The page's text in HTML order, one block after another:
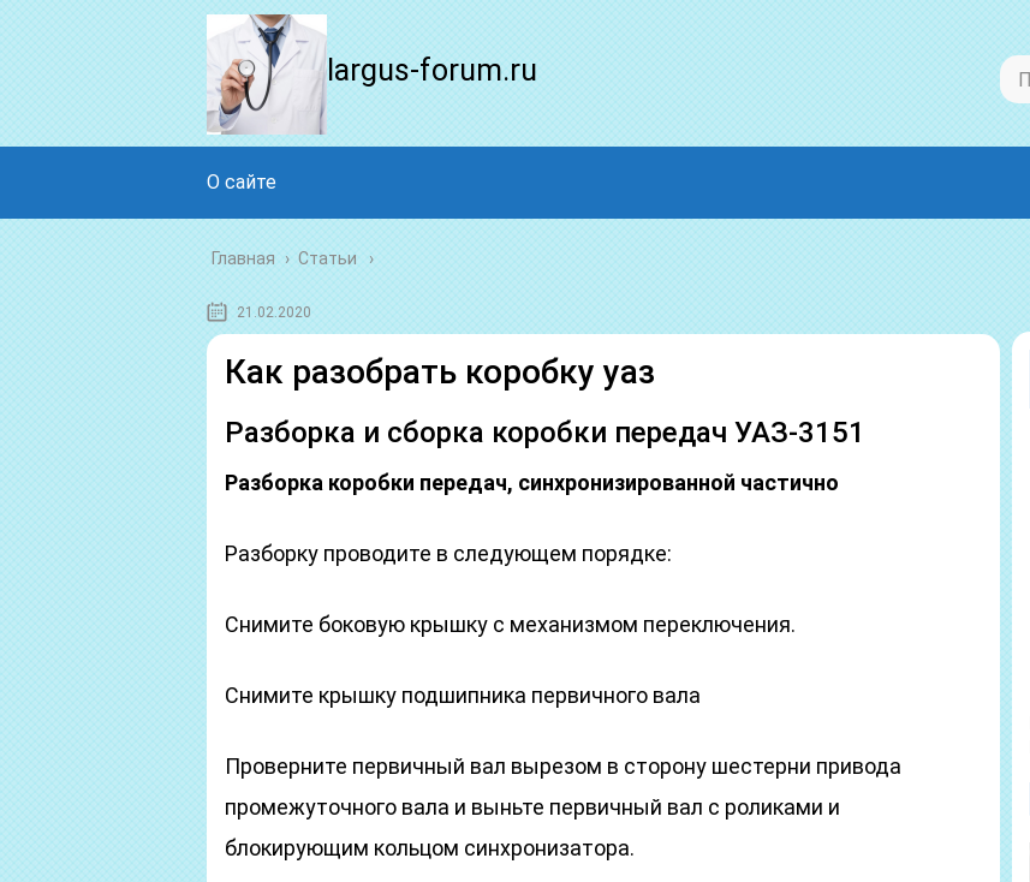
largus-forum.ru
О сайте
Главная › Статьи
21.02.2020
Как разобрать коробку уаз
Разборка и сборка коробки передач УАЗ-3151
Разборка коробки передач, синхронизированной частично
Разборку проводите в следующем порядке:
Снимите боковую крышку с механизмом переключения.
Снимите крышку подшипника первичного вала
Проверните первичный вал вырезом в сторону шестерни привода
промежуточного вала и выньте первичный вал с роликами и
блокирующим кольцом синхронизатора.